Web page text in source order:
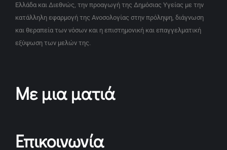
Ελλάδα και Διεθνώς, την προαγωγή της Δημόσιας Υγείας με την
κατάλληλη εφαρμογή της Ανοσολογίας στην πρόληψη, διάγνωση
και θεραπεία των νόσων και η επιστημονική και επαγγελματική
εξύψωση των μελών της.
Με μια ματιά
Επικοινωνία